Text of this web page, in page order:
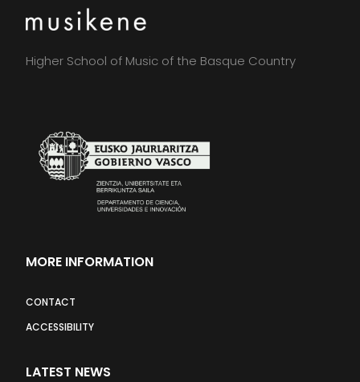
Higher School of Music of the Basque Country
MORE INFORMATION
CONTACT
ACCESSIBILITY
LATEST NEWS